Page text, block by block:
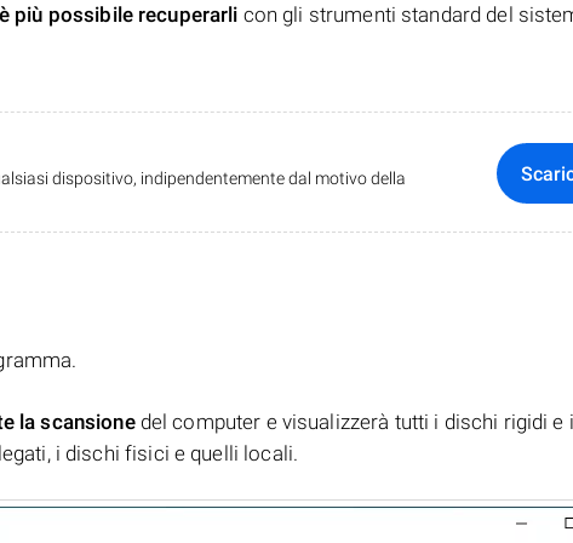
più possibile recuperarli con gli strumenti standard del
dispositivo, indipendentemente dal motivo della
la scansionedel computer e visualizzerà tutti i dischi rigidi e i
i dischi fisici e quelli locali.